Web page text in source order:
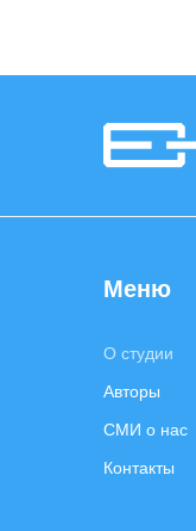
Меню
О студии
Авторы
СМИ о нас
Контакты